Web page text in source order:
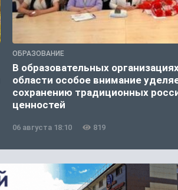
ОБРАЗОВАНИЕ
В образовательных
области особое внимание
сохранению традиционных
ценностей
06 августа 18:10 819